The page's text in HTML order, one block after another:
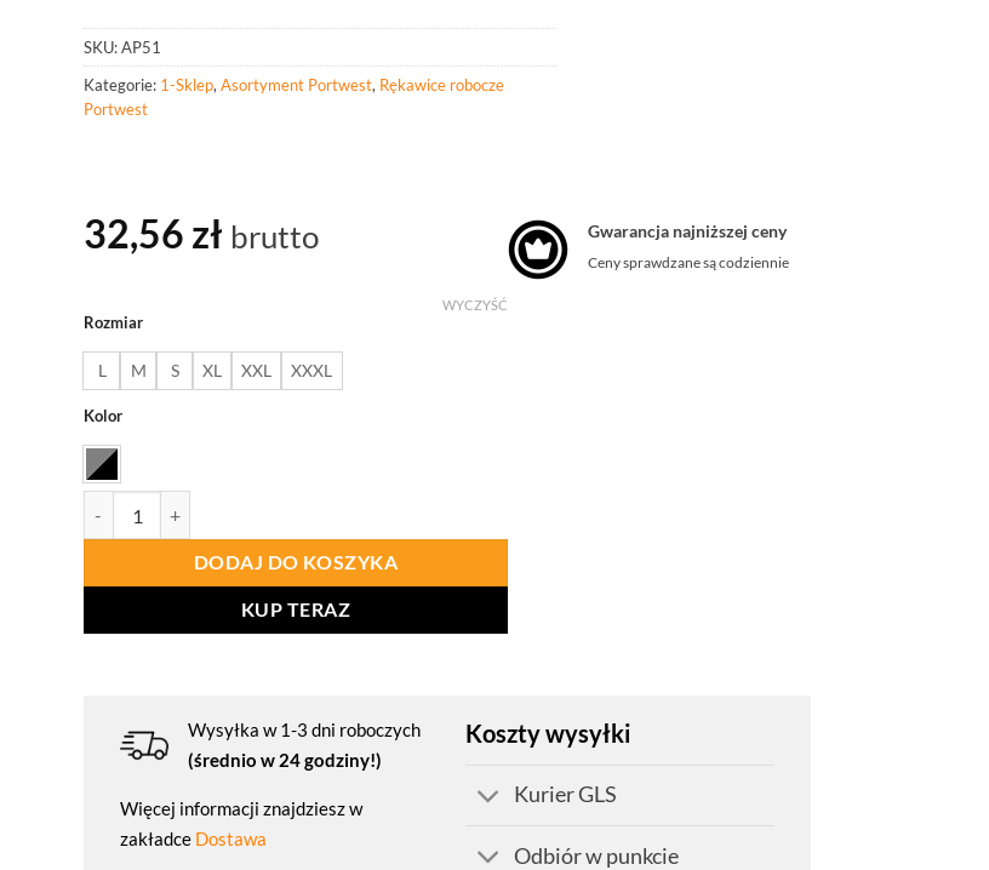
SKU:AP51
Kategorie: 1-Sklep, Asortyment Portwest, Rękawice robocze
Portwest
32,56 zł brutto
Rozmiar
L M S XL XXL XXXL
Kolor
WYCZYŚĆ
DODAJ DO KOSZYKA
KUP TERAZ
Gwarancja najniższej ceny
Ceny sprawdzane są codziennie
Wysyłka w 1-3 dni roboczych
(średnio w 24 godziny!)
Więcej informacji znajdziesz w
zakładce Dostawa
Koszty wysyłki
Kurier GLS
Odbiór w punkcie